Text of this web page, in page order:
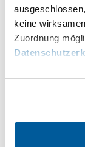
keine
Zuordnung